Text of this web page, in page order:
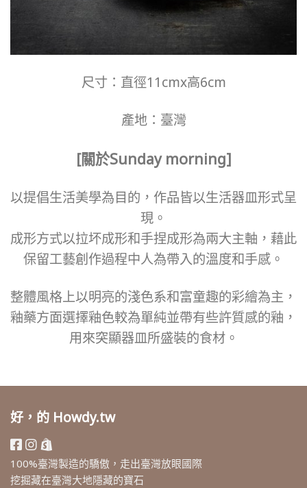
尺寸：直徑11cmx高6cm
產地：臺灣
[關於Sunday morning]
以提倡生活美學為目的，作品皆以生活器皿形式呈
現。
成形方式以拉坏成形和手捏成形為兩大主軸，藉此
保留工藝創作過程中人為帶入的溫度和手感。
整體風格上以明亮的淺色系和富童趣的彩繪為主，
釉藥方面選擇釉色較為單純並帶有些許質感的釉，
用來突顯器皿所盛裝的食材。
好，的 Howdy.tw
100%臺灣製造的驕傲，走出臺灣放眼國際
挖掘藏在臺灣大地隱藏的寶石